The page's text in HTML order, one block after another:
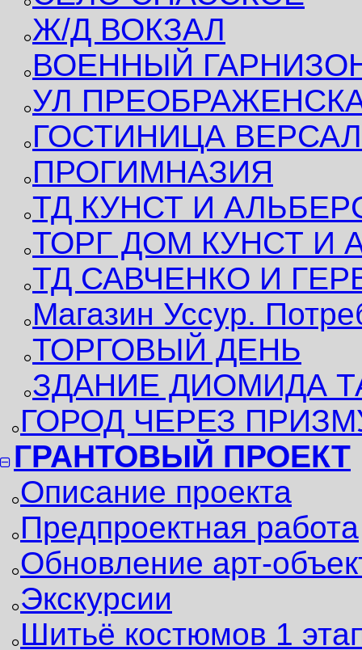
Ж/Д ВОКЗАЛ
ВОЕННЫЙ
УЛ
ГОСТИНИЦА
ПРОГИМНАЗИЯ
ТД КУНСТ И
ТОРГ ДОМ КУНСТ И
ТД САВЧЕНКО И
Магазин Уссур.
ТОРГОВЫЙ ДЕНЬ
ЗДАНИЕ ДИОМИДА
ГОРОД ЧЕРЕЗ
ГРАНТОВЫЙ ПРОЕКТ
Описание проекта
Предпроектная работа
Обновление арт-
Экскурсии
Шитьё костюмов 1